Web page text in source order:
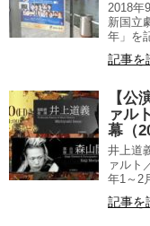
2018年
新国立
年」を
記事を
【公
ァル
幕（
井上道
ァルト
年1～2
記事を